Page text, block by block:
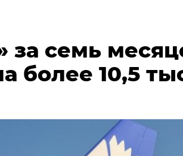
за семь
более 10,5